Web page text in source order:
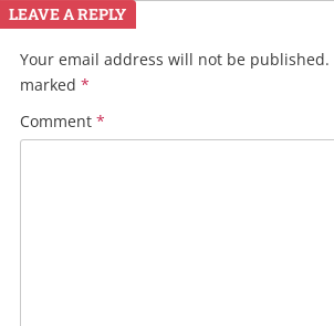
LEAVE A REPLY
Your email address will not be published.
marked *
Comment *